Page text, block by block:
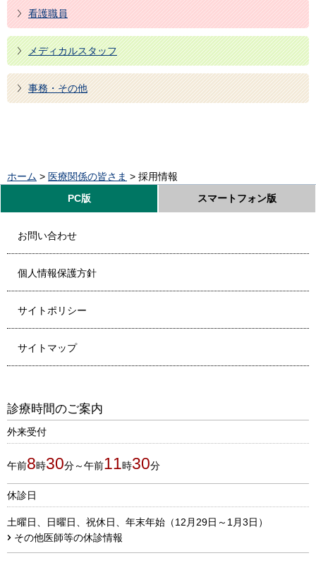
看護職員
メディカルスタッフ
事務・その他
ホーム > 医療関係の皆さま > 採用情報
PC版
スマートフォン版
お問い合わせ
個人情報保護方針
サイトポリシー
サイトマップ
診療時間のご案内
外来受付
午前8時30分～午前11時30分
休診日
土曜日、日曜日、祝休日、年末年始（12月29日～1月3日）
その他医師等の休診情報